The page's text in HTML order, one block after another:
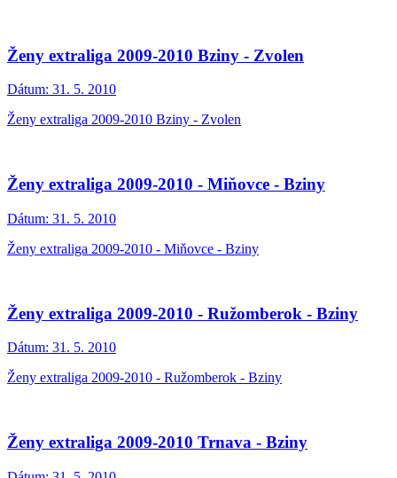
Ženy extraliga 2009-2010 Bziny - Zvolen
Dátum: 31. 5. 2010
Ženy extraliga 2009-2010 Bziny - Zvolen
Ženy extraliga 2009-2010 - Miňovce - Bziny
Dátum: 31. 5. 2010
Ženy extraliga 2009-2010 - Miňovce - Bziny
Ženy extraliga 2009-2010 - Ružomberok - Bziny
Dátum: 31. 5. 2010
Ženy extraliga 2009-2010 - Ružomberok - Bziny
Ženy extraliga 2009-2010 Trnava - Bziny